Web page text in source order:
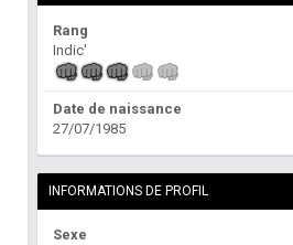
Rang
Indic'
Date de naissance
27/07/1985
INFORMATIONS DE PROFIL
Sexe